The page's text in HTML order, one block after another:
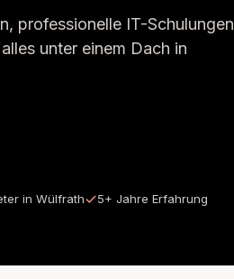
professionelle IT-Schulungen
unter einem Dach in
in Wülfrath 5+ Jahre Erfahrung